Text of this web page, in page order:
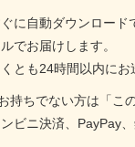
に自動ダウンロード
でお届けします。
とも24時間以内にお
持ちでない方は「こ
ビニ決済、PayPay